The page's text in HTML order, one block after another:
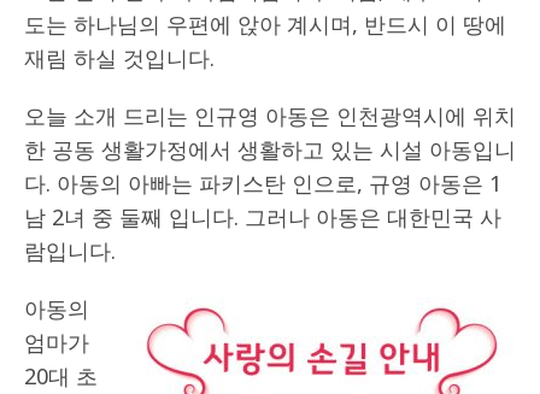
도는 하나님의 우편에 앉아 계시며, 반드시 이 땅에
재림 하실 것입니다.
오늘 소개 드리는 인규영 아동은 인천광역시에 위치
한 공동 생활가정에서 생활하고 있는 시설 아동입니
다. 아동의 아빠는 파키스탄 인으로, 규영 아동은 1
남 2녀 중 둘째 입니다. 그러나 아동은 대한민국 사
람입니다.
아동의
엄마가
20대 초